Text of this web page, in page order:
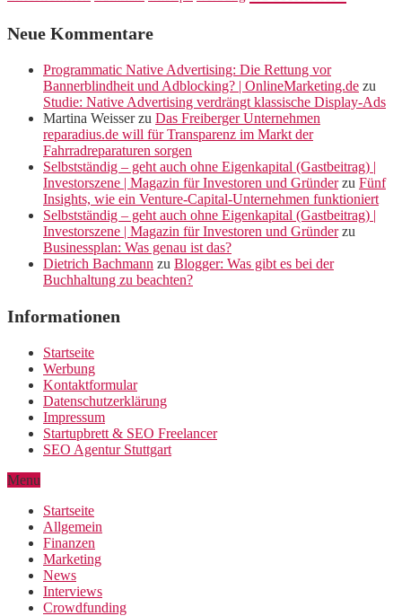
Neue Kommentare
Programmatic Native Advertising: Die Rettung vor
Bannerblindheit und Adblocking? | OnlineMarketing.de zu
Studie: Native Advertising verdrängt klassische Display-Ads
Martina Weisserzu Das Freiberger Unternehmen
reparadius.de will für Transparenz im Markt der
Fahrradreparaturen sorgen
Selbstständig – geht auch ohne Eigenkapital (Gastbeitrag) |
Investorszene | Magazin für Investoren und Gründerzu Fünf
Insights, wie ein Venture-Capital-Unternehmen funktioniert
Selbstständig – geht auch ohne Eigenkapital (Gastbeitrag) |
Investorszene | Magazin für Investoren und Gründerzu
Businessplan: Was genau ist das?
Dietrich Bachmann zu Blogger: Was gibt es bei der
Buchhaltung zu beachten?
Informationen
Startseite
Werbung
Kontaktformular
Datenschutzerklärung
Impressum
Startupbrett & SEO Freelancer
SEO Agentur Stuttgart
Menu
Startseite
Allgemein
Finanzen
Marketing
News
Interviews
Crowdfunding